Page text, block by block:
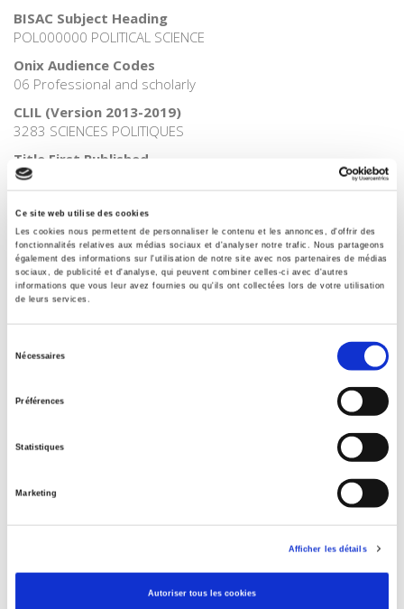
Ce site web utilise des cookies
Les cookies nous permettent de personnaliser le contenu et les annonces, d'offrir des
fonctionnalités relatives aux médias sociaux et d'analyser notre trafic. Nous partageons
également des informations sur l'utilisation de notre site avec nos partenaires de médias
sociaux, de publicité et d'analyse, qui peuvent combiner celles-ci avec d'autres
informations que vous leur avez fournies ou qu'ils ont collectées lors de votre utilisation
de leurs services.
Nécessaires
Préférences
Statistiques
Marketing
Afficher les détails
Autoriser tous les cookies
BISAC Subject Heading
POL000000 POLITICAL SCIENCE
Onix Audience Codes
06 Professional and scholarly
CLIL (Version 2013-2019)
3283 SCIENCES POLITIQUES
Title First Published
1964
Subject Scheme Identifier Code
Thema subject category: Politics and government
Related